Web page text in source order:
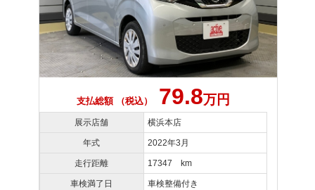
支払総額 （税込） 79.8万円
展示店舗 横浜本店
年式 2022年3月
走行距離 17347 km
車検満了日 車検整備付き